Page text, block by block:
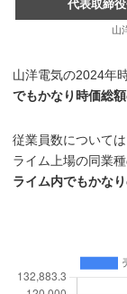
代表取締
山
山洋電気の2024年
でもかなり時価総
従業員数について
ライム上場の同業
ライム内でもかな